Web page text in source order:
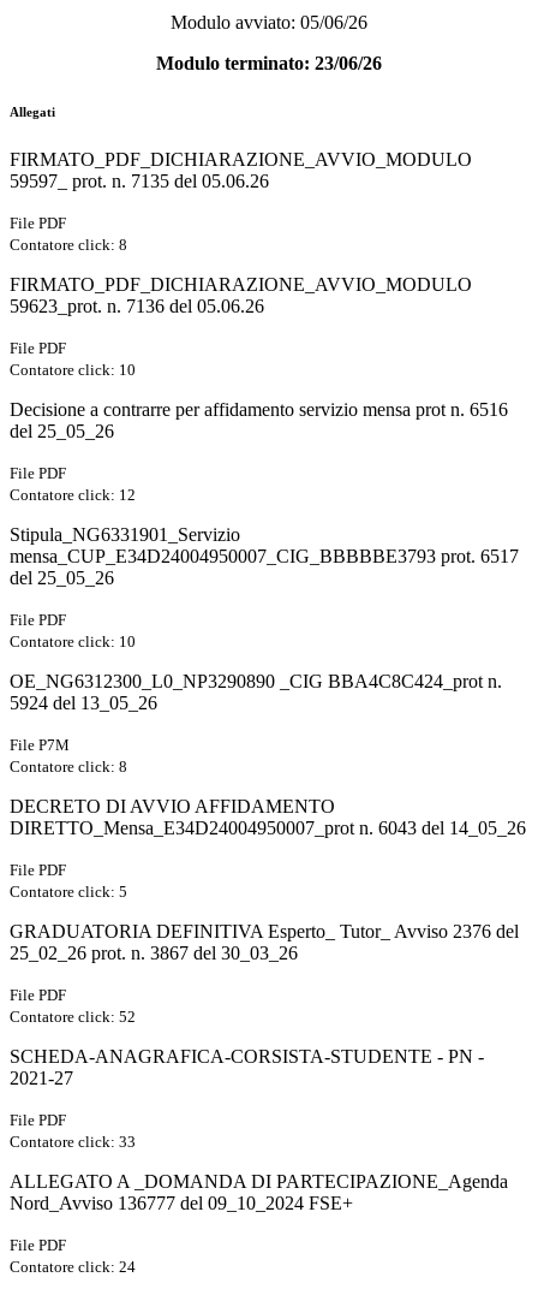
Modulo avviato: 05/06/26
Modulo terminato: 23/06/26
Allegati
FIRMATO_PDF_DICHIARAZIONE_AVVIO_MODULO
59597_ prot. n. 7135 del 05.06.26
File PDF
Contatore click: 8
FIRMATO_PDF_DICHIARAZIONE_AVVIO_MODULO
59623_prot. n. 7136 del 05.06.26
File PDF
Contatore click: 10
Decisione a contrarre per affidamento servizio mensa prot n. 6516
del 25_05_26
File PDF
Contatore click: 12
Stipula_NG6331901_Servizio
mensa_CUP_E34D24004950007_CIG_BBBBBE3793 prot. 6517
del 25_05_26
File PDF
Contatore click: 10
OE_NG6312300_L0_NP3290890 _CIG BBA4C8C424_prot n.
5924 del 13_05_26
File P7M
Contatore click: 8
DECRETO DI AVVIO AFFIDAMENTO
DIRETTO_Mensa_E34D24004950007_prot n. 6043 del 14_05_26
File PDF
Contatore click: 5
GRADUATORIA DEFINITIVA Esperto_ Tutor_ Avviso 2376 del
25_02_26 prot. n. 3867 del 30_03_26
File PDF
Contatore click: 52
SCHEDA-ANAGRAFICA-CORSISTA-STUDENTE - PN -
2021-27
File PDF
Contatore click: 33
ALLEGATO A _DOMANDA DI PARTECIPAZIONE_Agenda
Nord_Avviso 136777 del 09_10_2024 FSE+
File PDF
Contatore click: 24